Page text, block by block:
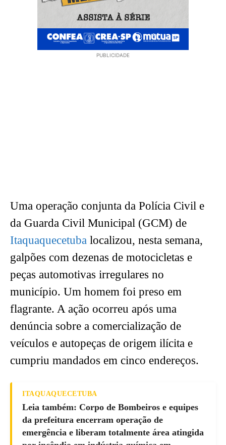
PUBLICIDADE
Uma operação conjunta da Polícia Civil e
da Guarda Civil Municipal (GCM) de
Itaquaquecetuba localizou, nesta semana,
galpões com dezenas de motocicletas e
peças automotivas irregulares no
município. Um homem foi preso em
flagrante. A ação ocorreu após uma
denúncia sobre a comercialização de
veículos e autopeças de origem ilícita e
cumpriu mandados em cinco endereços.
ITAQUAQUECETUBA
Leia também: Corpo de Bombeiros e equipes
da prefeitura encerram operação de
emergência e liberam totalmente área atingida